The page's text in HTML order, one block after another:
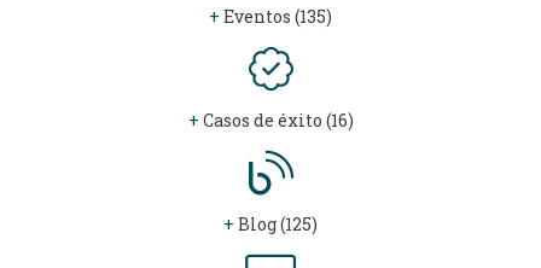
+ Eventos (135)
+ Casos de éxito (16)
+ Blog (125)